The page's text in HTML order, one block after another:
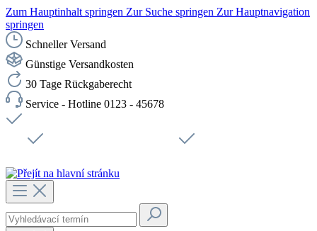
Zum Hauptinhalt springen Zur Suche springen Zur Hauptnavigation
springen
Schneller Versand
Günstige Versandkosten
30 Tage Rückgaberecht
Service - Hotline 0123 - 45678